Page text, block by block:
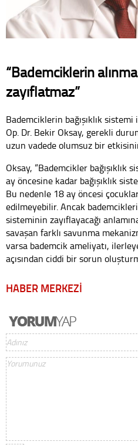
“Bademciklerin
zayıflatmaz”
Bademciklerin bağışıklık
Op. Dr. Bekir Oksay, gerekli
uzun vadede olumsuz bir
Oksay, “Bademcikler bağışıklık
ay öncesine kadar bağışıklık
Bu nedenle 18 ay öncesi
edilmeyebilir. Ancak
sisteminin zayıflayacağı
savaşan farklı savunma
varsa bademcik ameliyatı,
açısından ciddi bir sorun
HABER MERKEZİ